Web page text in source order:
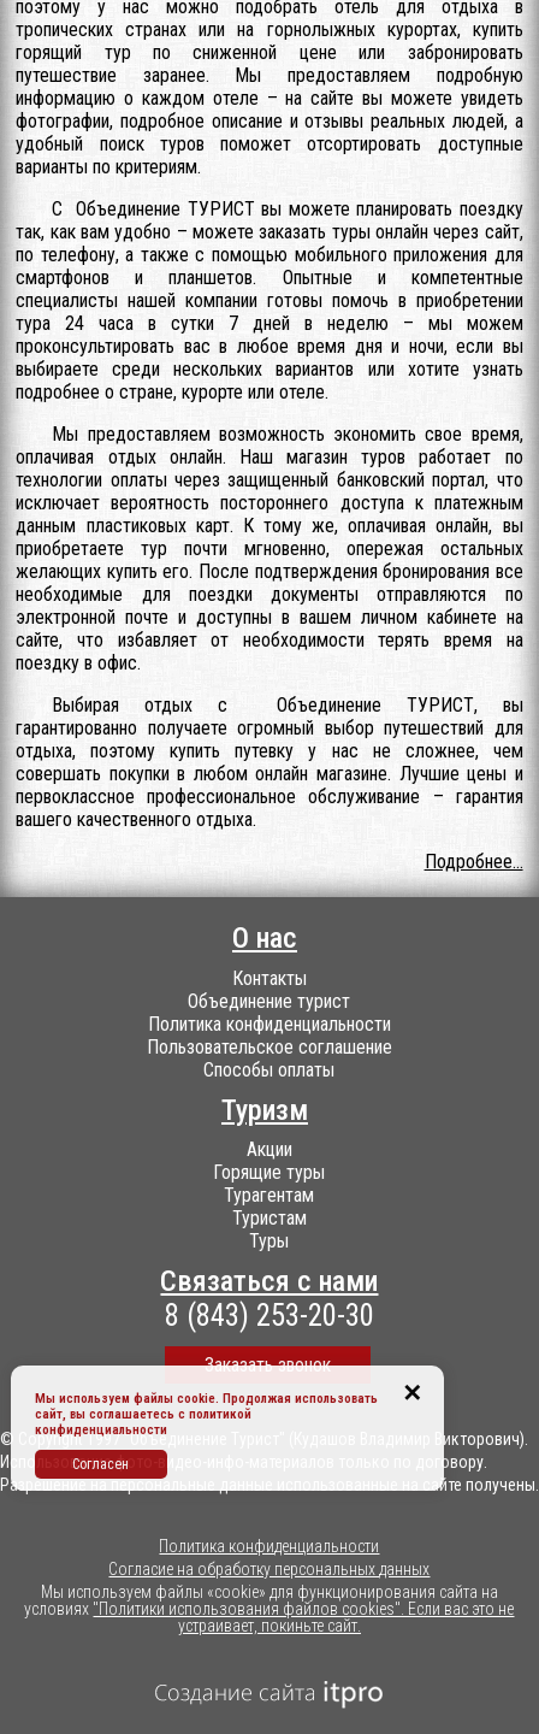
поэтому у нас можно подобрать отель для отдыха в
тропических странах или на горнолыжных курортах, купить
горящий тур по сниженной цене или забронировать
путешествие заранее. Мы предоставляем подробную
информацию о каждом отеле – на сайте вы можете увидеть
фотографии, подробное описание и отзывы реальных людей, а
удобный поиск туров поможет отсортировать доступные
варианты по критериям.
С Объединение ТУРИСТ вы можете планировать поездку
так, как вам удобно – можете заказать туры онлайн через сайт,
по телефону, а также с помощью мобильного приложения для
смартфонов и планшетов. Опытные и компетентные
специалисты нашей компании готовы помочь в приобретении
тура 24 часа в сутки 7 дней в неделю – мы можем
проконсультировать вас в любое время дня и ночи, если вы
выбираете среди нескольких вариантов или хотите узнать
подробнее о стране, курорте или отеле.
Мы предоставляем возможность экономить свое время,
оплачивая отдых онлайн. Наш магазин туров работает по
технологии оплаты через защищенный банковский портал, что
исключает вероятность постороннего доступа к платежным
данным пластиковых карт. К тому же, оплачивая онлайн, вы
приобретаете тур почти мгновенно, опережая остальных
желающих купить его. После подтверждения бронирования все
необходимые для поездки документы отправляются по
электронной почте и доступны в вашем личном кабинете на
сайте, что избавляет от необходимости терять время на
поездку в офис.
Выбирая отдых с Объединение ТУРИСТ, вы
гарантированно получаете огромный выбор путешествий для
отдыха, поэтому купить путевку у нас не сложнее, чем
совершать покупки в любом онлайн магазине. Лучшие цены и
первоклассное профессиональное обслуживание – гарантия
вашего качественного отдыха.
Подробнее...
О нас
Контакты
Объединение турист
Политика конфиденциальности
Пользовательское соглашение
Способы оплаты
Туризм
Акции
Горящие туры
Турагентам
Туристам
Туры
Связаться с нами
8 (843) 253-20-30
Заказать звонок
© Copyright 1997 "Объединение Турист" (Кудашов Владимир Викторович).
Использование фото-видео-инфо-материалов только по договору.
Разрешение на персональные данные использованные на сайте получены.
Политика конфиденциальности
Согласие на обработку персональных данных
Мы используем файлы «cookie» для функционирования сайта на
условиях "Политики использования файлов cookies". Если вас это не
устраивает, покиньте сайт.
✕
Мы используем файлы cookie. Продолжая использовать
сайт, вы соглашаетесь c политикой
конфиденциальности
Согласен